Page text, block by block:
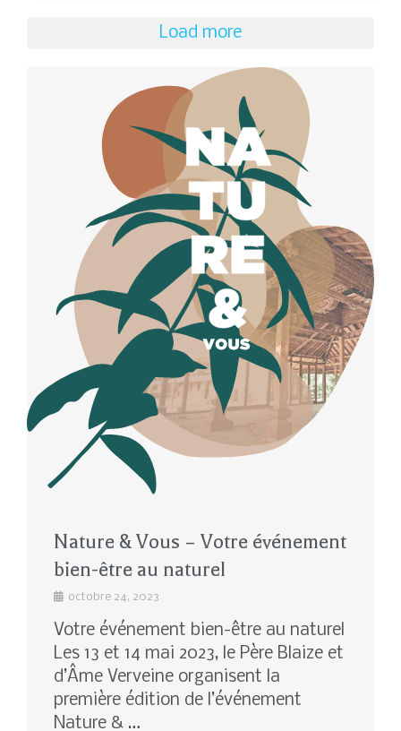
Load more
Nature & Vous – Votre événement
bien-être au naturel
octobre 24, 2023
Votre événement bien-être au naturel
Les 13 et 14 mai 2023, le Père Blaize et
d’Âme Verveine organisent la
première édition de l’événement
Nature & …